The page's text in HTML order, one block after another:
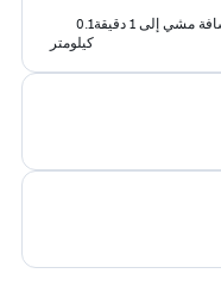
مشي إلى 1 دقيقة
0.1
كيلومتر